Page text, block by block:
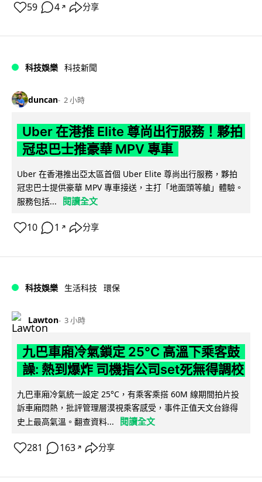
59 4 ↗ 分享
科技娛樂 科技新聞
duncan 2 小時
Uber 在港推 Elite 尊尚出行服務！夥拍
冠忠巴士推豪華 MPV 專車
Uber 在香港推出亞太區首個 Uber Elite 尊尚出行服務，夥拍
冠忠巴士提供豪華 MPV 專車接送，主打「地面頭等艙」體驗。
服務包括...
閱讀全文
10 1 ↗ 分享
科技娛樂 生活科技 環保
Lawton 3 小時
九巴車廂冷氣鎖定 25°C 高溫下乘客鼓
譟: 熱到爆炸 司機指公司set死無得調校
九巴車廂冷氣統一設定 25°C，有乘客乘搭 60M 線期間拍片投
訴車廂悶熱，批評管理層漠視乘客感受，事件正值天文台錄得
史上最高氣溫。翻查資料...
閱讀全文
281 163 ↗ 分享